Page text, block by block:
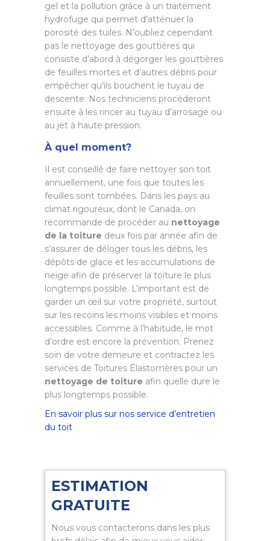
gel et la pollution grâce à un traitement
hydrofuge qui permet d’atténuer la
porosité des tuiles. N’oubliez cependant
pas le nettoyage des gouttières qui
consiste d’abord à dégorger les gouttières
de feuilles mortes et d’autres débris pour
empêcher qu’ils bouchent le tuyau de
descente. Nos techniciens procèderont
ensuite à les rincer au tuyau d’arrosage ou
au jet à haute pression.
À quel moment?
Il est conseillé de faire nettoyer son toit
annuellement, une fois que toutes les
feuilles sont tombées. Dans les pays au
climat rigoureux, dont le Canada, on
recommande de procéder au nettoyage
de la toiture deux fois par année afin de
s’assurer de déloger tous les débris, les
dépôts de glace et les accumulations de
neige afin de préserver la toiture le plus
longtemps possible. L’important est de
garder un œil sur votre propriété, surtout
sur les recoins les moins visibles et moins
accessibles. Comme à l’habitude, le mot
d’ordre est encore la prévention. Prenez
soin de votre demeure et contractez les
services de Toitures Élastomères pour un
nettoyage de toiture afin quelle dure le
plus longtemps possible.
En savoir plus sur nos service d’entretien
du toit
ESTIMATION
GRATUITE
Nous vous contacterons dans les plus